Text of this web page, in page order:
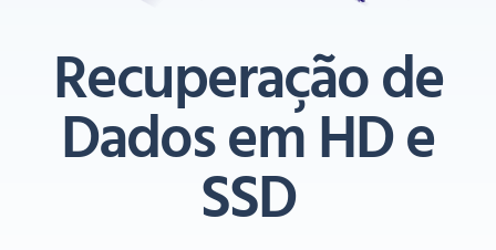
Recuperação de
Dados em HD e
SSD